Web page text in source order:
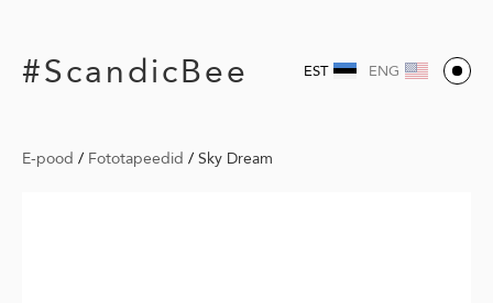
#ScandicBee EST ENG
E-pood / Fototapeedid / Sky Dream